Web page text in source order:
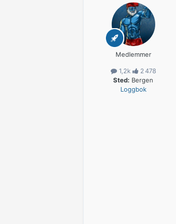
Medlemmer
1,2k
2 478
Sted: Bergen
Loggbok